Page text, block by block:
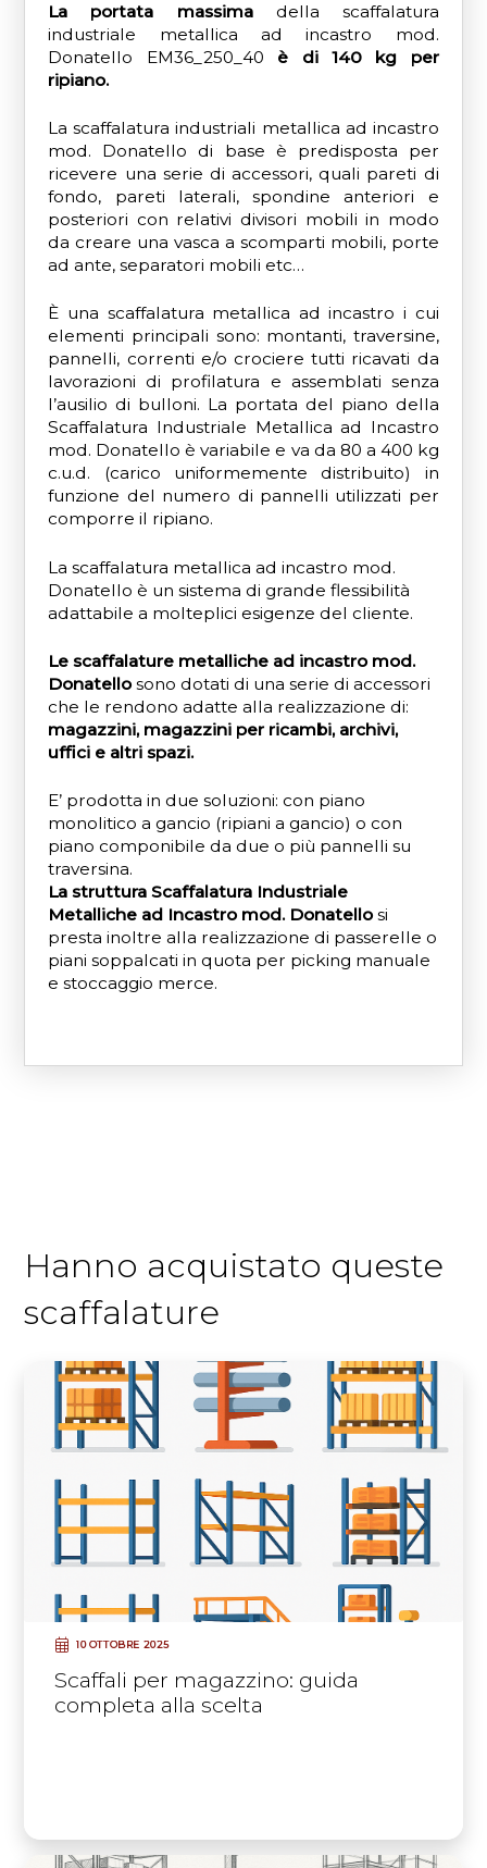
La portata massimadella scaffalatura
industriale metallica ad incastro mod.
Donatello EM36_250_40 è di 140 kg per
ripiano.
La scaffalatura industriali metallica ad incastro
mod. Donatello di base è predisposta per
ricevere una serie di accessori, quali pareti di
fondo, pareti laterali, spondine anteriori e
posteriori con relativi divisori mobili in modo
da creare una vasca a scomparti mobili, porte
ad ante, separatori mobili etc…
È una scaffalatura metallica ad incastro i cui
elementi principali sono: montanti, traversine,
pannelli, correnti e/o crociere tutti ricavati da
lavorazioni di profilatura e assemblati senza
l’ausilio di bulloni. La portata del piano della
Scaffalatura Industriale Metallica ad Incastro
mod. Donatello è variabile e va da 80 a 400 kg
c.u.d. (carico uniformemente distribuito) in
funzione del numero di pannelli utilizzati per
comporre il ripiano.
La scaffalatura metallica ad incastro mod.
Donatello è un sistema di grande flessibilità
adattabile a molteplici esigenze del cliente.
Le scaffalature metalliche ad incastro mod.
Donatello sono dotati di una serie di accessori
che le rendono adatte alla realizzazione di:
magazzini, magazzini per ricambi, archivi,
uffici e altri spazi.
E’ prodotta in due soluzioni: con piano
monolitico a gancio (ripiani a gancio) o con
piano componibile da due o più pannelli su
traversina.
La struttura Scaffalatura Industriale
Metalliche ad Incastro mod. Donatello si
presta inoltre alla realizzazione di passerelle o
piani soppalcati in quota per picking manuale
e stoccaggio merce.
Hanno acquistato queste
scaffalature
10 OTTOBRE 2025
Scaffali per magazzino: guida
completa alla scelta